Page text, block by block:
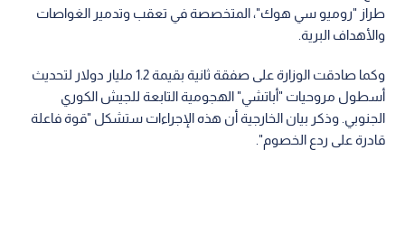
طراز "روميو سي هوك"، المتخصصة في تعقب وتدمير الغواصات
والأهداف البرية.
وكما صادقت الوزارة على صفقة ثانية بقيمة 1.2 مليار دولار لتحديث
أسطول مروحيات "أباتشي" الهجومية التابعة للجيش الكوري
الجنوبي. وذكر بيان الخارجية أن هذه الإجراءات ستشكل "قوة فاعلة
قادرة على ردع الخصوم".